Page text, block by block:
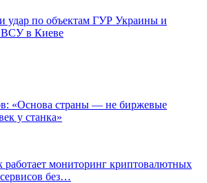
удар по объектам ГУР Украины и
ВСУ в Киеве
«Основа страны — не биржевые
у станка»
работает мониторинг криптовалютных
без…